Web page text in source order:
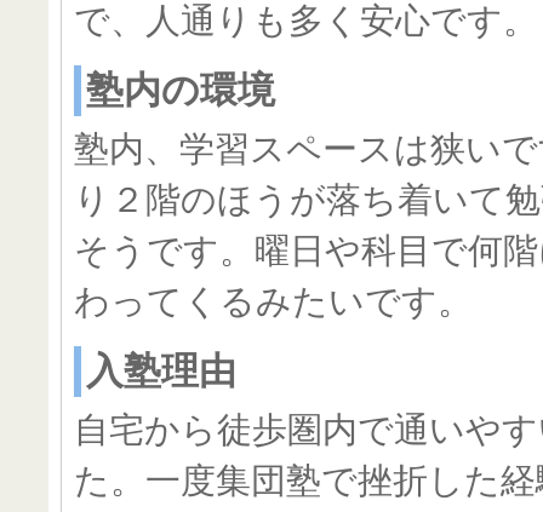
で、人通りも多く安心です。
塾内の環境
塾内、学習スペースは狭い
り２階のほうが落ち着いて
そうです。曜日や科目で何
わってくるみたいです。
入塾理由
自宅から徒歩圏内で通いや
た。一度集団塾で挫折した